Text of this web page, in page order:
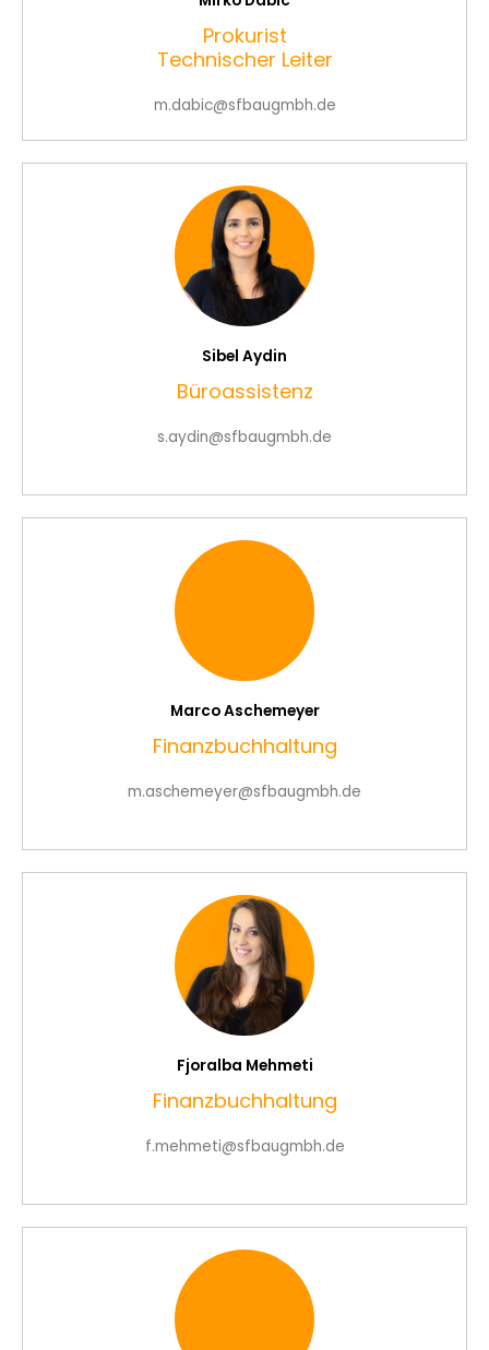
Prokurist
Technischer Leiter
m.dabic@sfbaugmbh.de
Sibel Aydin
Büroassistenz
s.aydin@sfbaugmbh.de
Marco Aschemeyer
Finanzbuchhaltung
m.aschemeyer@sfbaugmbh.de
Fjoralba Mehmeti
Finanzbuchhaltung
f.mehmeti@sfbaugmbh.de